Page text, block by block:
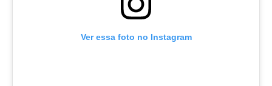
Ver essa foto no Instagram